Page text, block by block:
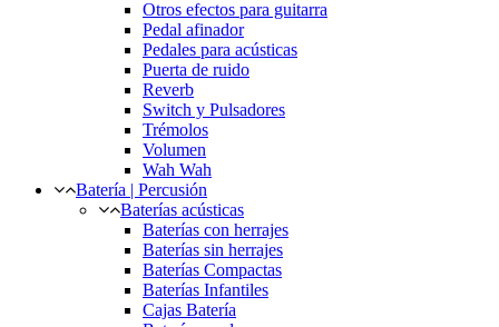
Otros efectos para guitarra
Pedal afinador
Pedales para acústicas
Puerta de ruido
Reverb
Switch y Pulsadores
Trémolos
Volumen
Wah Wah
Batería | Percusión
Baterías acústicas
Baterías con herrajes
Baterías sin herrajes
Baterías Compactas
Baterías Infantiles
Cajas Batería